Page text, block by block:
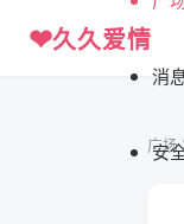
❤久久爱情
消
安
广场